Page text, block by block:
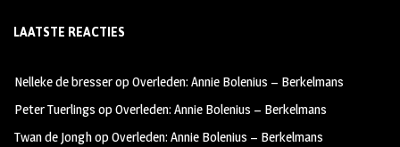
b
oo
k
ag
m
tt
LAATSTE REACTIES
Nelleke de bresseropOverleden: Annie Bolenius – Berkelmans
Peter Tuerlings opOverleden: Annie Bolenius – Berkelmans
Twan de JonghopOverleden: Annie Bolenius – Berkelmans